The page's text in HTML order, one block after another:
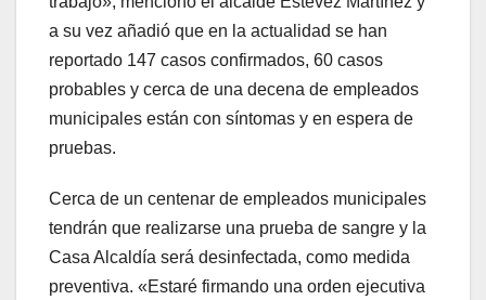
a su vez añadió que en la actualidad se han
reportado 147 casos confirmados, 60 casos
probables y cerca de una decena de empleados
municipales están con síntomas y en espera de
pruebas.
Cerca de un centenar de empleados municipales
tendrán que realizarse una prueba de sangre y la
Casa Alcaldía será desinfectada, como medida
preventiva. «Estaré firmando una orden ejecutiva